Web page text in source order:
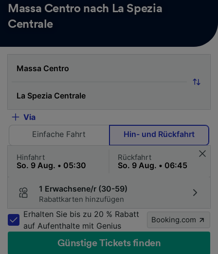
Massa Centro nach La Spezia
Centrale
Via
Einfache Fahrt
Hin- und Rückfahrt
Hinfahrt Rückfahrt
1 Erwachsene/r (30-59)
Rabattkarten hinzufügen
Erhalten Sie bis zu 20 % Rabatt
auf Aufenthalte mit Genius
Booking.com
Günstige Tickets finden